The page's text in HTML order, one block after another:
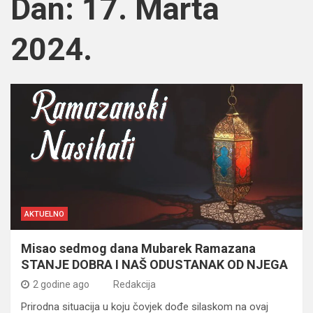
Dan: 17. Marta
2024.
AKTUELNO
Misao sedmog dana Mubarek Ramazana
STANJE DOBRA I NAŠ ODUSTANAK OD NJEGA
2 godine ago Redakcija
Prirodna situacija u koju čovjek dođe silaskom na ovaj